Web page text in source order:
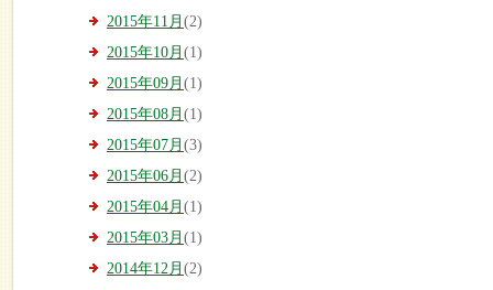
2015年11月 (2)
2015年10月 (1)
2015年09月 (1)
2015年08月 (1)
2015年07月 (3)
2015年06月 (2)
2015年04月 (1)
2015年03月 (1)
2014年12月 (2)